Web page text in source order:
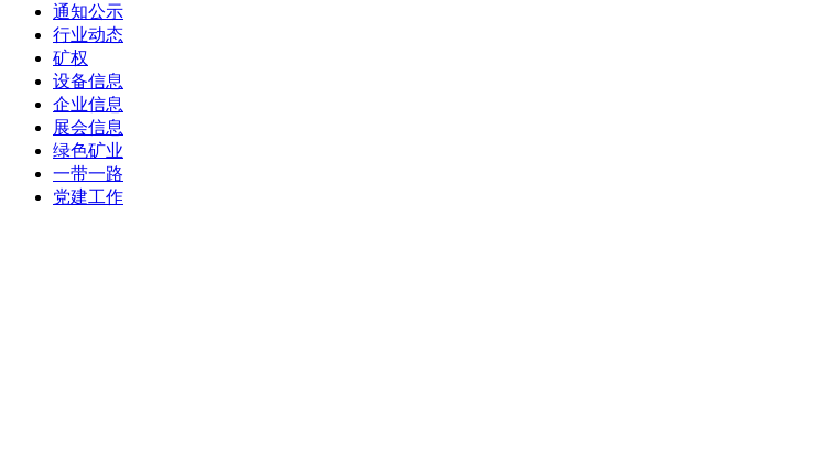
通知公示
行业动态
矿权
设备信息
企业信息
展会信息
绿色矿业
一带一路
党建工作